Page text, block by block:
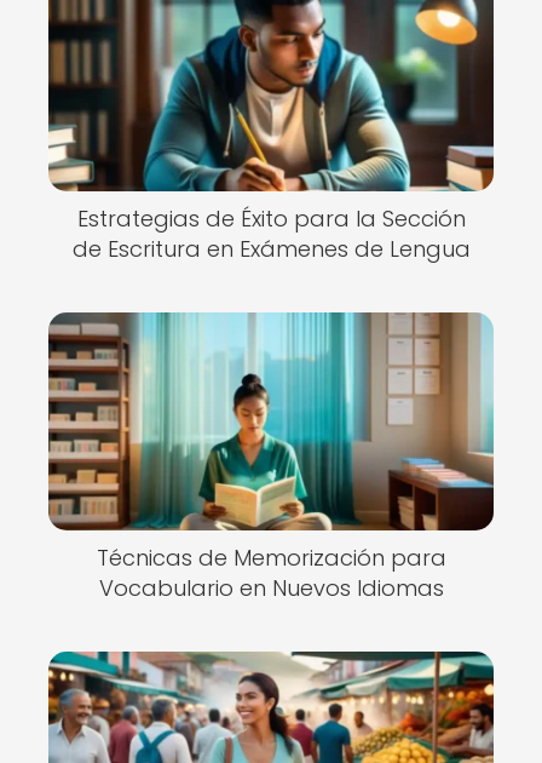
Estrategias de Éxito para la Sección
de Escritura en Exámenes de Lengua
Técnicas de Memorización para
Vocabulario en Nuevos Idiomas